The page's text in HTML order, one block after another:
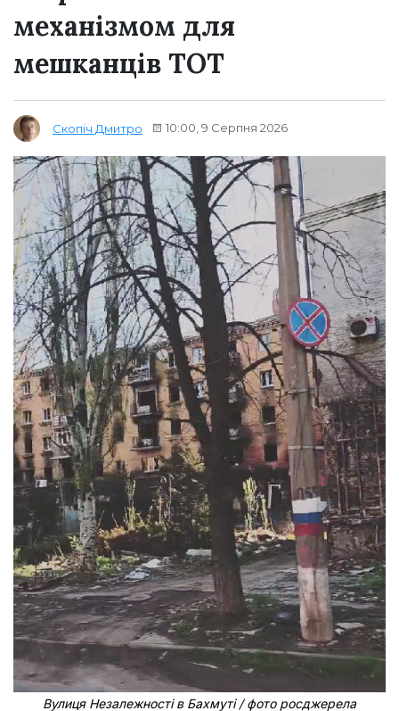
механізмом для
мешканців ТОТ
Скопіч Дмитро 10:00, 9 Серпня 2026
Вулиця Незалежності в Бахмуті / фото росджерела